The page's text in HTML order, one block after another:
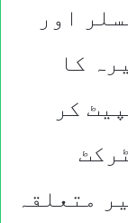
اور
کا
کر
متعلقہ